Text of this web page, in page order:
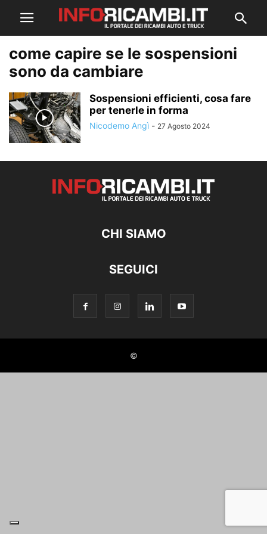
come capire se le sospensioni
sono da cambiare
Sospensioni efficienti, cosa fare
per tenerle in forma
Nicodemo Angì - 27 Agosto 2024
CHI SIAMO
SEGUICI
©